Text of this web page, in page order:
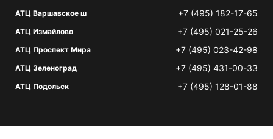
АТЦ Варшавское ш +7 (495) 182-17-65
АТЦ Измайлово +7 (495) 021-25-26
АТЦ Проспект Мира +7 (495) 023-42-98
АТЦ Зеленоград +7 (495) 431-00-33
АТЦ Подольск +7 (495) 128-01-88